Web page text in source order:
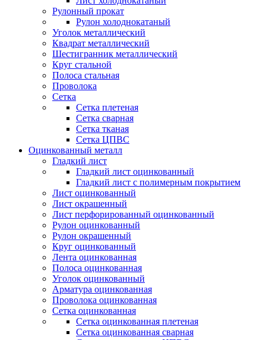
Рулонный прокат
Рулон холоднокатаный
Уголок металлический
Квадрат металлический
Шестигранник металлический
Круг стальной
Полоса стальная
Проволока
Сетка
Сетка плетеная
Сетка сварная
Сетка тканая
Сетка ЦПВС
Оцинкованный металл
Гладкий лист
Гладкий лист оцинкованный
Гладкий лист с полимерным покрытием
Лист оцинкованный
Лист окрашенный
Лист перфорированный оцинкованный
Рулон оцинкованный
Рулон окрашенный
Круг оцинкованный
Лента оцинкованная
Полоса оцинкованная
Уголок оцинкованный
Арматура оцинкованная
Проволока оцинкованная
Сетка оцинкованная
Сетка оцинкованная плетеная
Сетка оцинкованная сварная